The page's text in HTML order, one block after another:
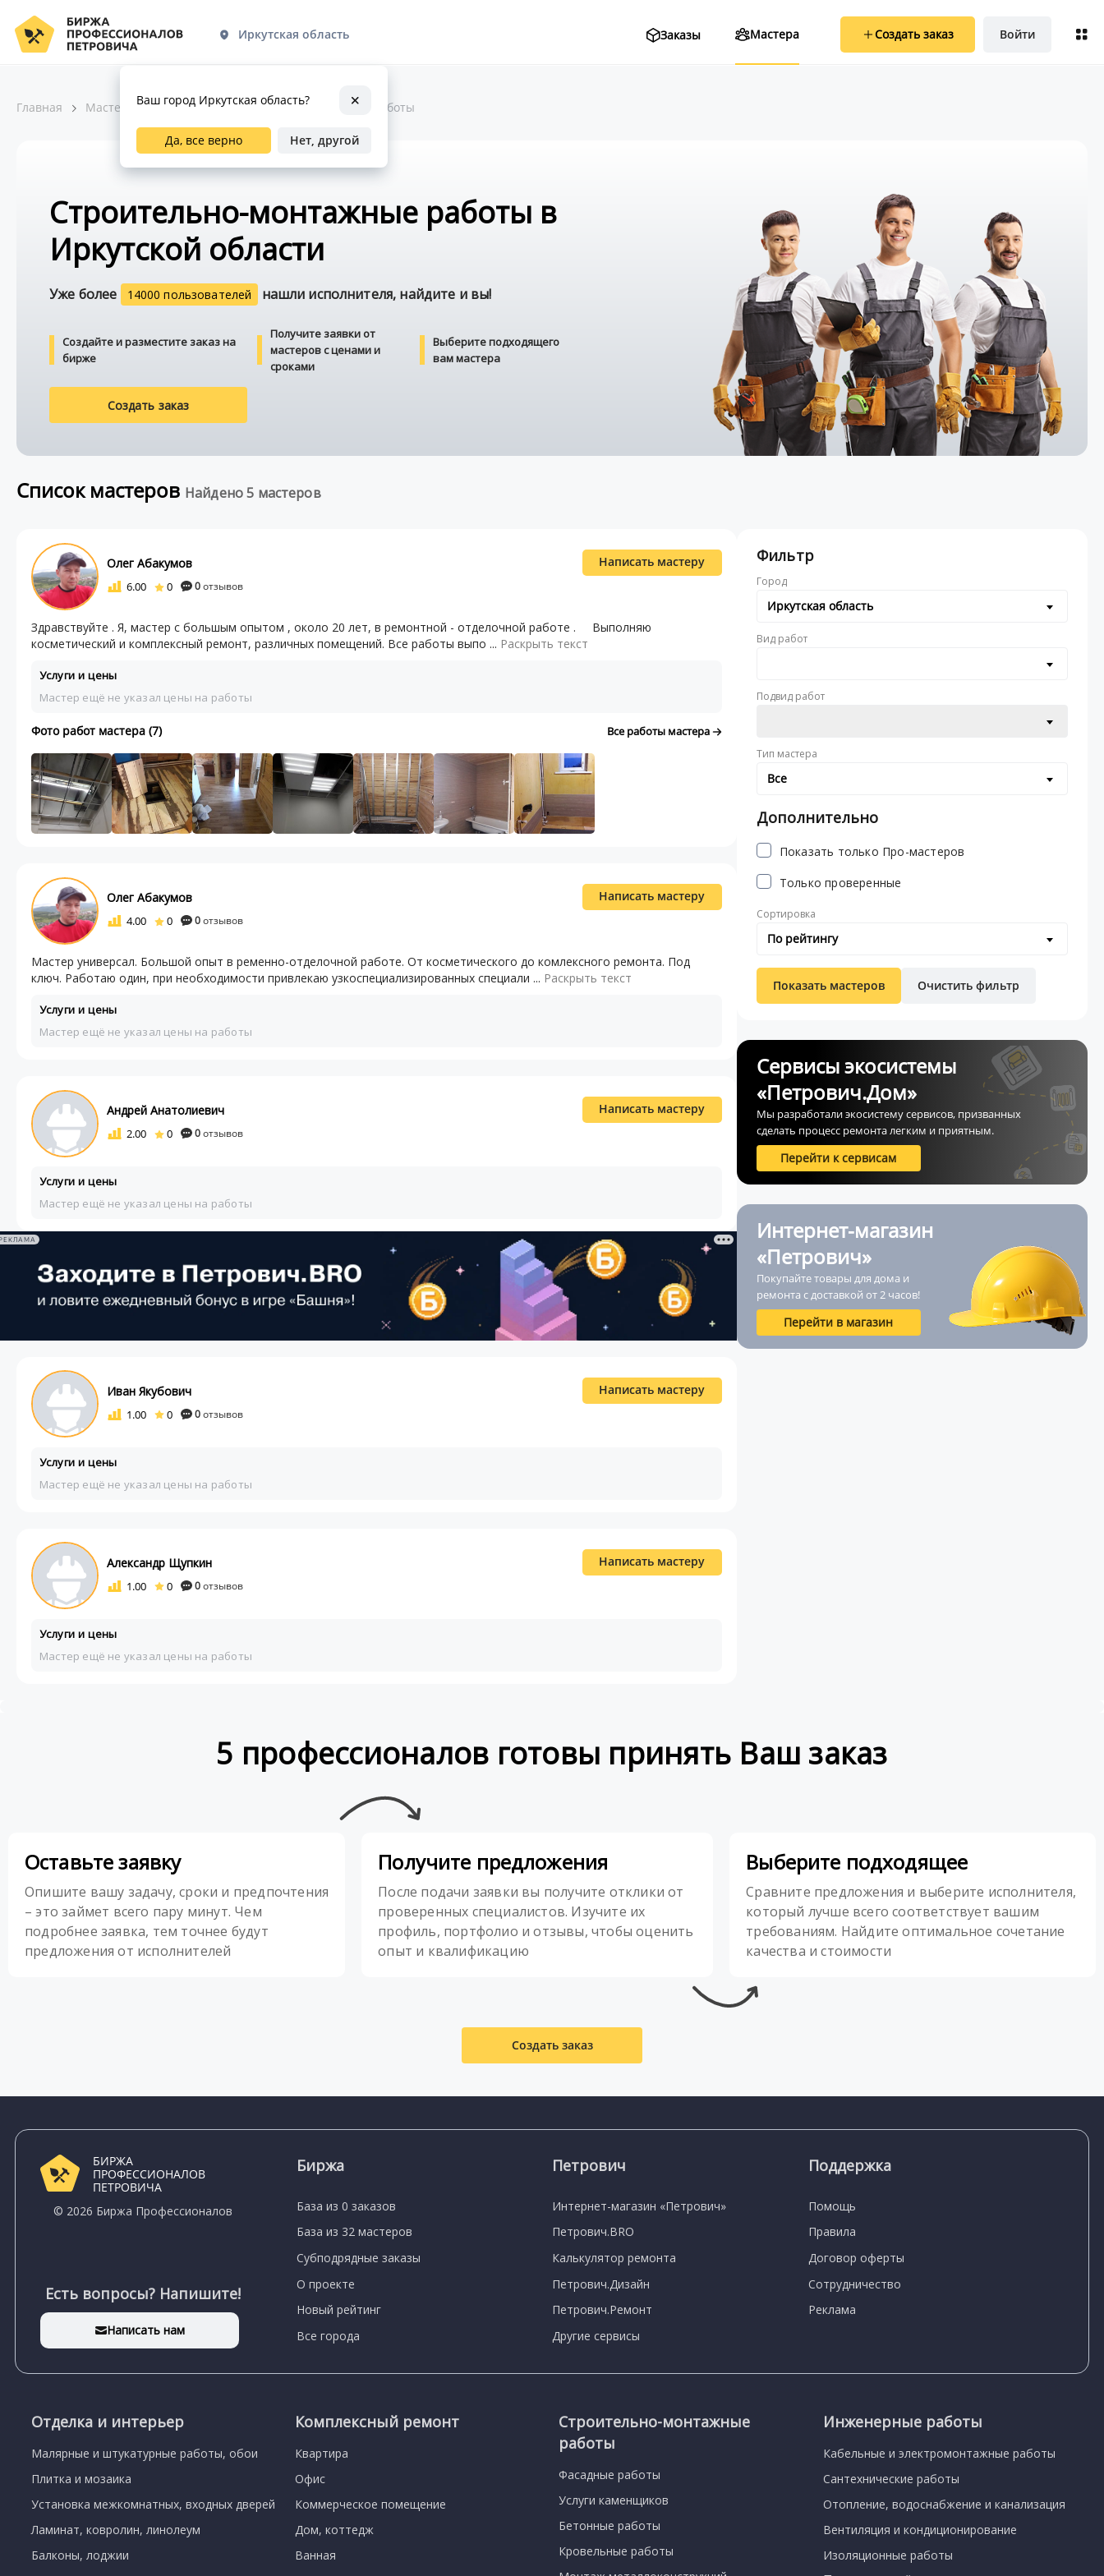
Иркутская область Заказы Мастера Создать заказ Войти
Главная Мастера по ремонту Строительно-монтажные работы
Строительно-монтажные работы в
Иркутской области
Уже более 14000 пользователей нашли исполнителя, найдите и вы!
Создайте и разместите заказ на
бирже
Получите заявки от
мастеров с ценами и
сроками
Выберите подходящего
вам мастера
Создать заказ
Список мастеров Найдено 5 мастеров
Олег Абакумов
6.00 0 0отзывов
Написать мастеру
Здравствуйте . Я, мастер с большым опытом , около 20 лет, в ремонтной - отделочной работе .​ ​ ​ ​ ​ ​ Выполняю
косметический и комплексный ремонт, различных помещений. Все работы выпо ... Раскрыть текст
Услуги и цены
Мастер ещё не указал цены на работы
Фото работ мастера (7) Все работы мастера
Олег Абакумов
4.00 0 0отзывов
Написать мастеру
Мастер универсал. Большой опыт в ременно-отделочной работе. От косметического до комлексного ремонта. Под
ключ. Работаю один, при необходимости привлекаю узкоспециализированных специали ... Раскрыть текст
Услуги и цены
Мастер ещё не указал цены на работы
Андрей Анатолиевич
2.00 0 0отзывов
Написать мастеру
Услуги и цены
Мастер ещё не указал цены на работы
Иван Якубович
1.00 0 0отзывов
Написать мастеру
Услуги и цены
Мастер ещё не указал цены на работы
Александр Щупкин
1.00 0 0отзывов
Написать мастеру
Услуги и цены
Мастер ещё не указал цены на работы
Фильтр
Город
Иркутская область
Вид работ
Подвид работ
Тип мастера
Все
Дополнительно
Показать только Про-мастеров
Только проверенные
Сортировка
По рейтингу
Показать мастеров Очистить фильтр
Сервисы экосистемы
«Петрович.Дом»
Мы разработали экосистему сервисов, призванных
сделать процесс ремонта легким и приятным.
Перейти к сервисам
Интернет-магазин
«Петрович»
Покупайте товары для дома и
ремонта с доставкой от 2 часов!
Перейти в магазин
5 профессионалов готовы принять Ваш заказ
Оставьте заявку
Опишите вашу задачу, сроки и предпочтения
– это займет всего пару минут. Чем
подробнее заявка, тем точнее будут
предложения от исполнителей
Получите предложения
После подачи заявки вы получите отклики от
проверенных специалистов. Изучите их
профиль, портфолио и отзывы, чтобы оценить
опыт и квалификацию
Выберите подходящее
Сравните предложения и выберите исполнителя,
который лучше всего соответствует вашим
требованиям. Найдите оптимальное сочетание
качества и стоимости
Создать заказ
Ваш город Иркутская область?
Да, все верно Нет, другой
БИРЖА
ПРОФЕССИОНАЛОВ
ПЕТРОВИЧА
© 2026 Биржа Профессионалов
Есть вопросы? Напишите!
Написать нам
Биржа
База из 0 заказов
База из 32 мастеров
Субподрядные заказы
О проекте
Новый рейтинг
Все города
Петрович
Интернет-магазин «Петрович»
Петрович.BRO
Калькулятор ремонта
Петрович.Дизайн
Петрович.Ремонт
Другие сервисы
Поддержка
Помощь
Правила
Договор оферты
Сотрудничество
Реклама
Отделка и интерьер
Малярные и штукатурные работы, обои
Плитка и мозаика
Установка межкомнатных, входных дверей
Ламинат, ковролин, линолеум
Балконы, лоджии
Комплексный ремонт
Квартира
Офис
Коммерческое помещение
Дом, коттедж
Ванная
Строительно-монтажные
работы
Фасадные работы
Услуги каменщиков
Бетонные работы
Кровельные работы
Инженерные работы
Кабельные и электромонтажные работы
Сантехнические работы
Отопление, водоснабжение и канализация
Вентиляция и кондиционирование
Изоляционные работы